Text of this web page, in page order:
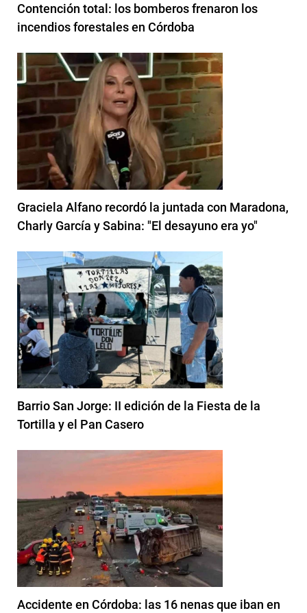
Contención total: los bomberos frenaron los
incendios forestales en Córdoba
Graciela Alfano recordó la juntada con Maradona,
Charly García y Sabina: "El desayuno era yo"
Barrio San Jorge: II edición de la Fiesta de la
Tortilla y el Pan Casero
Accidente en Córdoba: las 16 nenas que iban en